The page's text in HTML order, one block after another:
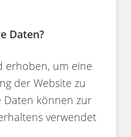
Daten?
erhoben, um eine
der Website zu
Daten können zur
verwendet